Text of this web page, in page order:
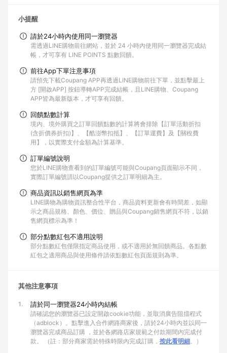
小提醒
請於24小時內使用同一瀏覽器
需透過LINE購物前往網站，並於 24 小時內使用同一瀏覽器完成結
帳，才可享有 LINE POINTS 點數回饋。
前往App下單注意事項
請預先下載Coupang APP再透過LINE購物前往下單，並點擊最上
方 [開啟APP] 按鈕導轉APP完成結帳，且LINE購物、Coupang
APP皆為最新版本，才可享有回饋。
回饋點數計算
境內、境外購買之訂單回饋點數的計算將會排除【訂單活動折扣
(含折價券折扣)】、【酷澎幣扣抵】、【訂單運費】及【關稅費
用】，以實際支付金額為計算基準。
訂單編號說明
您於LINE購物查看到的訂單編號可能與Coupang頁面顯示不同，
實際訂單編號請以Coupang提供之訂單明細為主。
商品資訊以銷售網頁為準
LINE購物為購物資訊整合性平台，商品資料更新會有時間差，如顯
示之商品規格、顏色、價位、贈品與Coupang銷售網頁不符，以銷
售網頁標示為準！
部分點數紅包不適用說明
部分點數紅包僅限指定商品使用，或不適用於無回饋商品。各點數
紅包之適用商品與使用條件請依點數紅包頁面規則為準。
其他注意事項
1. 請於同一瀏覽器24小時內結帳
請確認您的瀏覽器已設定開啟cookie功能，並取消廣告阻擋程式
（adblock）。點擊進入合作網路商家後，請於24小時內並以同一
瀏覽器完成商品訂購 ，並於各網路店家規範之付款期間內完成付
款。 （註：部分商家需於特殊時限內完成訂購， 按此看明細。）